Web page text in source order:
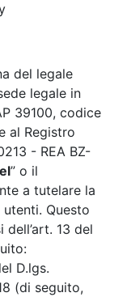
del legale
legale in
39100, codice
al Registro
- REA BZ-
” o il
a tutelare la
Questo
13 del
D.lgs.
(di seguito,